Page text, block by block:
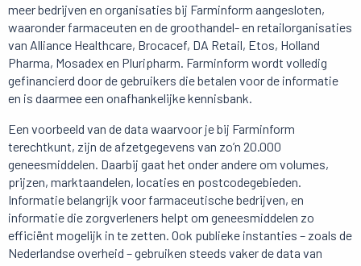
meer bedrijven en organisaties bij Farminform aangesloten,
waaronder farmaceuten en de groothandel- en retailorganisaties
van Alliance Healthcare, Brocacef, DA Retail, Etos, Holland
Pharma, Mosadex en Pluripharm. Farminform wordt volledig
gefinancierd door de gebruikers die betalen voor de informatie
en is daarmee een onafhankelijke kennisbank.
Een voorbeeld van de data waarvoor je bij Farminform
terechtkunt, zijn de afzetgegevens van zo’n 20.000
geneesmiddelen. Daarbij gaat het onder andere om volumes,
prijzen, marktaandelen, locaties en postcodegebieden.
Informatie belangrijk voor farmaceutische bedrijven, en
informatie die zorgverleners helpt om geneesmiddelen zo
efficiënt mogelijk in te zetten. Ook publieke instanties – zoals de
Nederlandse overheid – gebruiken steeds vaker de data van